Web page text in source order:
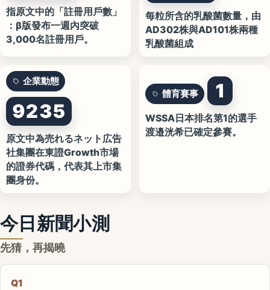
指原文中的「註冊用戶數」
：β版發布一週內突破
3,000名註冊用戶。
每粒所含的乳酸菌數量，由
AD302株與AD101株兩種
乳酸菌組成
企業動態
9235
原文中為売れるネット広告
社集團在東證Growth市場
的證券代碼，代表其上市集
團身份。
體育賽事 1
WSSA日本排名第1的選手
渡邉洸希已確定參賽。
今日新聞小測
先猜，再揭曉
Q1